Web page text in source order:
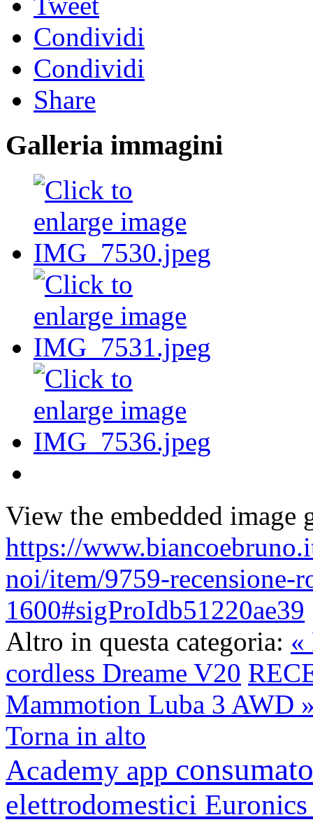
Condividi
Condividi
Share
Galleria immagini
View the embedded image
https://
noi/item/9759-recensione-
1600#sigProIdb51220ae39
Altro in questa categoria: «
cordless Dreame V20
Mammotion Luba 3 AWD
Torna in alto
Academy app
elettrodomestici